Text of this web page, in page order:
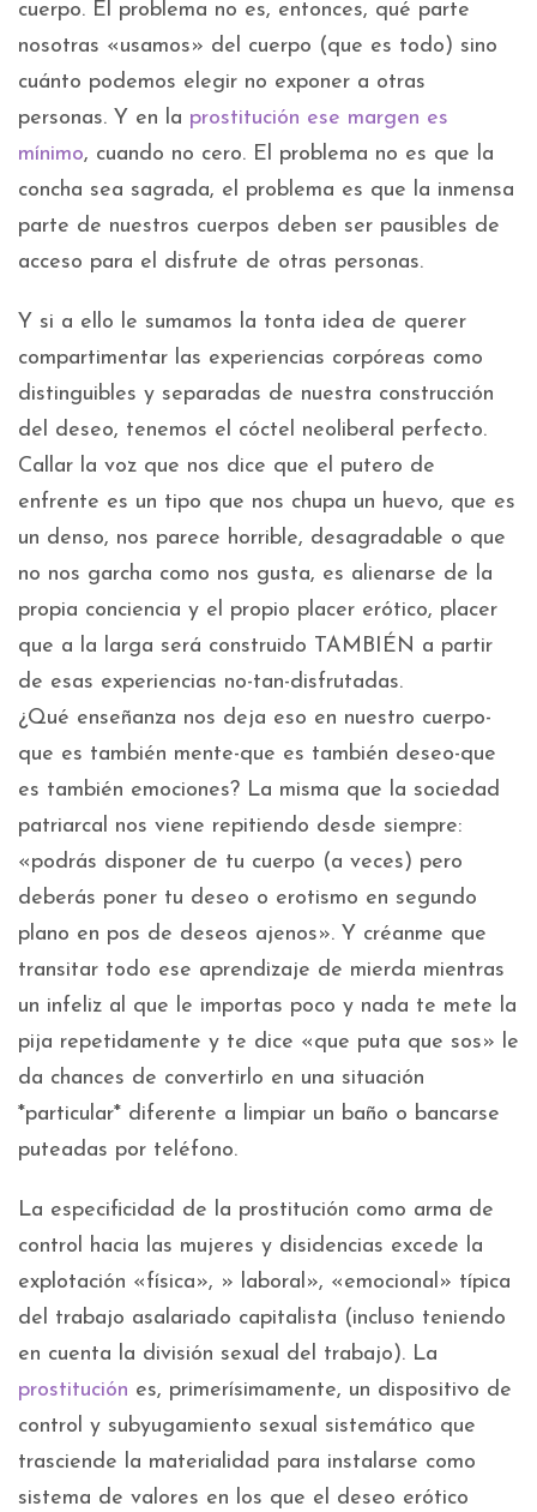
cuerpo. El problema no es, entonces, qué parte
nosotras «usamos» del cuerpo (que es todo) sino
cuánto podemos elegir no exponer a otras
personas. Y en la prostitución ese margen es
mínimo, cuando no cero. El problema no es que la
concha sea sagrada, el problema es que la inmensa
parte de nuestros cuerpos deben ser pausibles de
acceso para el disfrute de otras personas.
Y si a ello le sumamos la tonta idea de querer
compartimentar las experiencias corpóreas como
distinguibles y separadas de nuestra construcción
del deseo, tenemos el cóctel neoliberal perfecto.
Callar la voz que nos dice que el putero de
enfrente es un tipo que nos chupa un huevo, que es
un denso, nos parece horrible, desagradable o que
no nos garcha como nos gusta, es alienarse de la
propia conciencia y el propio placer erótico, placer
que a la larga será construido TAMBIÉN a partir
de esas experiencias no-tan-disfrutadas.
¿Qué enseñanza nos deja eso en nuestro cuerpo-
que es también mente-que es también deseo-que
es también emociones? La misma que la sociedad
patriarcal nos viene repitiendo desde siempre:
«podrás disponer de tu cuerpo (a veces) pero
deberás poner tu deseo o erotismo en segundo
plano en pos de deseos ajenos». Y créanme que
transitar todo ese aprendizaje de mierda mientras
un infeliz al que le importas poco y nada te mete la
pija repetidamente y te dice «que puta que sos» le
da chances de convertirlo en una situación
*particular* diferente a limpiar un baño o bancarse
puteadas por teléfono.
La especificidad de la prostitución como arma de
control hacia las mujeres y disidencias excede la
explotación «física», » laboral», «emocional» típica
del trabajo asalariado capitalista (incluso teniendo
en cuenta la división sexual del trabajo). La
prostitución es, primerísimamente, un dispositivo de
control y subyugamiento sexual sistemático que
trasciende la materialidad para instalarse como
sistema de valores en los que el deseo erótico